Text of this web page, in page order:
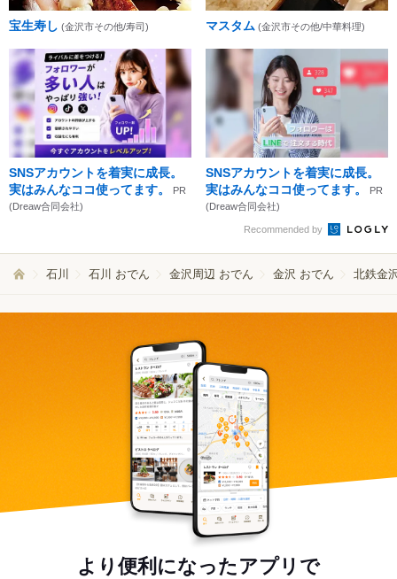
宝生寿し (金沢市その他/寿司) マスタム (金沢市その他/中華料理)
SNSアカウントを着実に成長。
実はみんなココ使ってます。
PR
(Dreaw合同会社)
SNSアカウントを着実に成長。
実はみんなココ使ってます。
PR
(Dreaw合同会社)
Recommended by
石川 石川 おでん 金沢周辺 おでん 金沢 おでん 北鉄金
より便利になったアプリで